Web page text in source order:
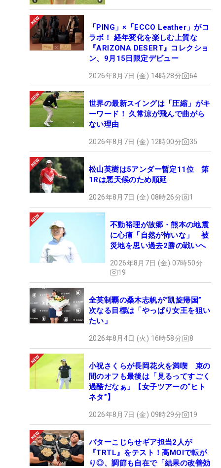
「PING」×「ECCO Leather」がコ
ラボ！ 経年変化を楽しむ上質な
『ARIZONA DESERT』コレクショ
ン、9月15日限定デビュー
2026年8月7日 (金) 14時28分 64
世界の最新スイングは「圧縮」がキ
ーワード！ 久常涼が飛んで曲がら
ない理由
2026年8月7日 (金) 12時00分 35
松山英樹は5アンダー暫定11位 第
1Rは悪天候のため順延
2026年8月7日 (金) 08時26分 1
不動裕理が故郷・熊本の地震
に心痛「自然が怖いな」 被
災地を思い過去2勝の戦いへ
2026年8月7日 (金) 07時50分
19
全英制覇の桑木志帆が“凱旋帰国”
次なる目標は「やっぱり女王を狙い
たい」
2026年8月4日 (火) 16時58分 8
小祝さくらが長岡花火を満喫 束の
間のオフも最後は「見るってすごく
過酷だなぁ」【女子ツアーの“ヒト
ネタ”】
2026年8月7日 (金) 09時29分 19
パターこじらせギア担当2人が
『TRTL』をテスト！高MOIで転が
り◎、調節も自在で「結果の改善効